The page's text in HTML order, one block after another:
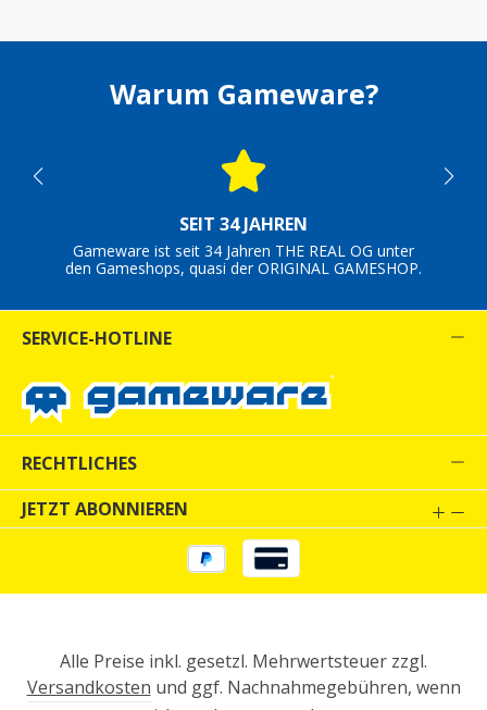
Warum Gameware?
SEIT 34 JAHREN
Gameware ist seit 34 Jahren THE REAL OG unter
den Gameshops, quasi der ORIGINAL GAMESHOP.
SERVICE-HOTLINE
RECHTLICHES
JETZT ABONNIEREN
Alle Preise inkl. gesetzl. Mehrwertsteuer zzgl.
Versandkosten und ggf. Nachnahmegebühren, wenn